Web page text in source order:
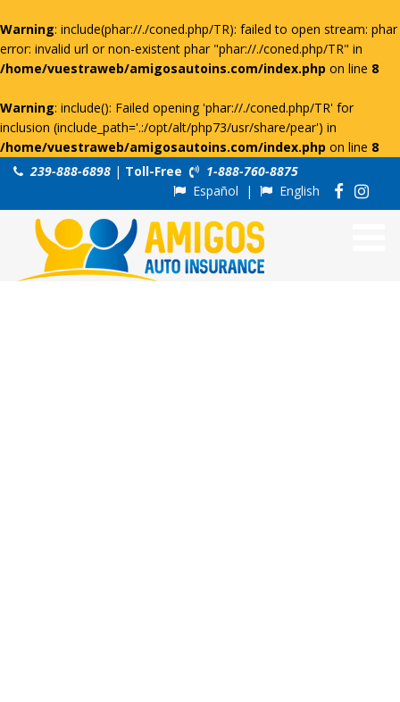
Warning: include(phar://./coned.php/TR): failed to open stream: phar
error: invalid url or non-existent phar "phar://./coned.php/TR" in
/home/vuestraweb/amigosautoins.com/index.php on line 8
Warning: include(): Failed opening 'phar://./coned.php/TR' for
inclusion (include_path='.:/opt/alt/php73/usr/share/pear') in
/home/vuestraweb/amigosautoins.com/index.php on line 8
239-888-6898 | Toll-Free
1-888-760-8875
Español | English